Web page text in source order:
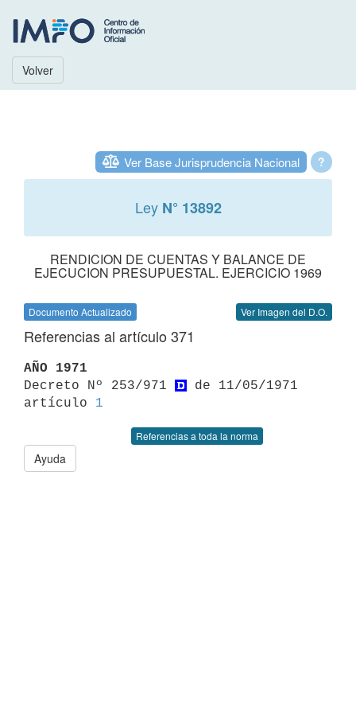
Volver
?
Ver Base Jurisprudencia Nacional
Ley N° 13892
RENDICION DE CUENTAS Y BALANCE DE
EJECUCION PRESUPUESTAL. EJERCICIO 1969
Documento Actualizado Ver Imagen del D.O.
Referencias al artículo 371
AÑO 1971
Decreto Nº 253/971
de 11/05/1971
artículo 1
Referencias a toda la norma
Ayuda